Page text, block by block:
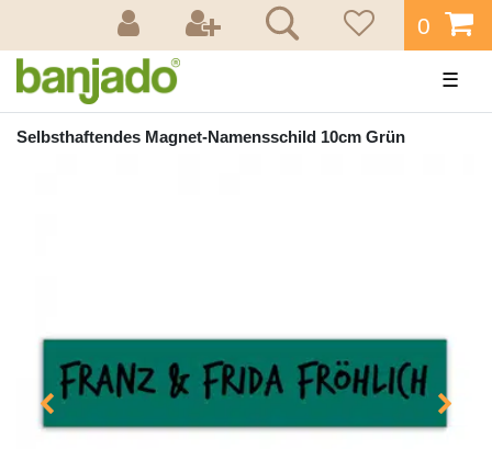
0
☰
Selbsthaftendes Magnet-Namensschild 10cm Grün